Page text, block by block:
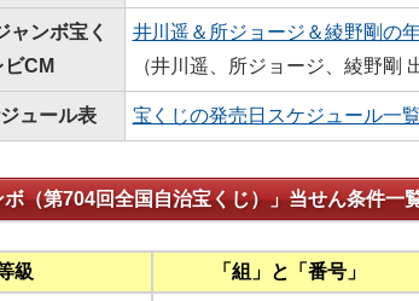
ャンボ宝く
ビCM
井川遥＆所ジョージ＆綾野剛の
（井川遥、所ジョージ、綾野剛
ュール表 宝くじの発売日スケジュール一覧
（第704回全国自治宝くじ）」当せん条件一
級 「組」と「番号」